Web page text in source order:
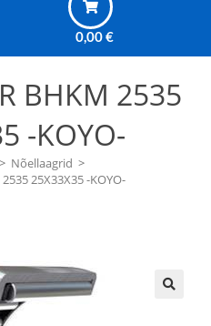
0,00€
BHKM 2535
-KOYO-
> Nõellaagrid >
25X33X35 -KOYO-